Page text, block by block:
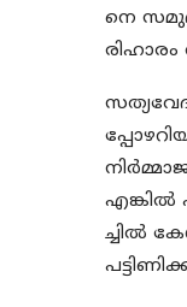
നെ
എങ്കിൽ
ച്ചിൽ